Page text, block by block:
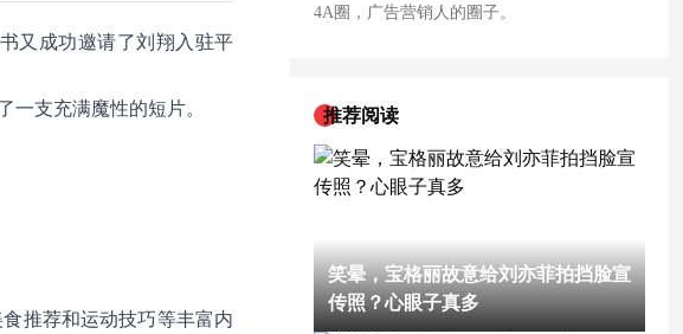
又成功邀请了刘翔入驻平
一支充满魔性的短片。
推荐和运动技巧等丰富内
4A圈，广告营销人的圈子。
推荐阅读
笑晕，宝格丽故意给刘亦菲拍挡脸宣
传照？心眼子真多